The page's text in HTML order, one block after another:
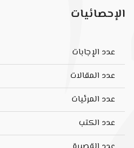
الإحصائيات
عدد الإجابات
عدد المقالات
عدد المرئيات
عدد الكتب